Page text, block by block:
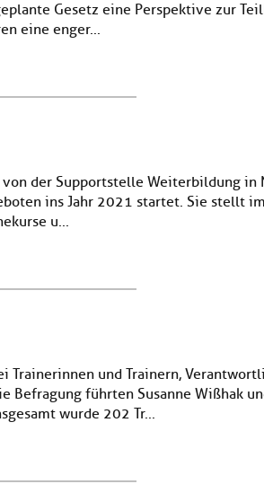
Gesetz eine Perspektive zur
eine enger...
der Supportstelle Weiterbildung in
ins Jahr 2021 startet. Sie stellt
u...
Trainerinnen und Trainern,
führten Susanne Wißhak
wurde 202 Tr...